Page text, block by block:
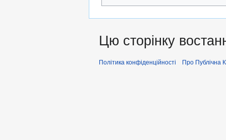
Цю сторінку
Політика конфіденційності Про Публiчна